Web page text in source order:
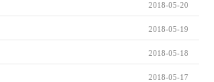
2018-05-20
2018-05-19
2018-05-18
2018-05-17